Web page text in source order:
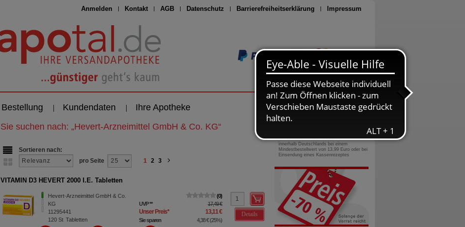
Anmelden Kontakt AGB Datenschutz Barrierefreiheitserklärung Impressum
Seite drucken
Bestellung Kundendaten Ihre Apotheke
Sie suchen nach: „Hevert-Arzneimittel GmbH & Co. KG“
Sortieren nach:
pro Seite
1 2 3
VITAMIN D3 HEVERT 2000 I.E. Tabletten
Hevert-Arzneimittel GmbH & Co.
KG
11295441
120St Tabletten
0
UVP** 17,49 €
Unser Preis* 13,11 €
Sie sparen 4,38 €(25%)
Details
0800-10 11 422
gebührenfreie Rufnummer
innerhalb Deutschlands bei einem
Mindestbestellwert von 13,99 Euro oder bei
Einsendung eines Kassenrezeptes